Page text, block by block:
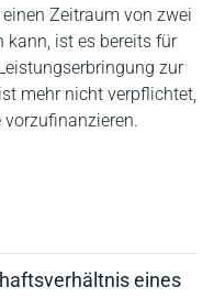
Zeitraum von zwei
ist es bereits für
zur
mehr nicht verpflichtet,
eines